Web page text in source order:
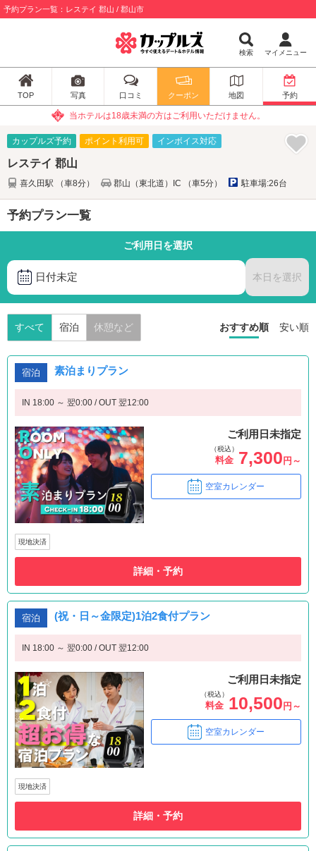
予約プラン一覧：レステイ 郡山 / 郡山市
検索 マイメニュー
TOP 写真 口コミ クーポン 地図 予約
当ホテルは18歳未満の方はご利用いただけません。
カップルズ予約 ポイント利用可 インボイス対応
レステイ 郡山
喜久田駅 （車8分） 郡山（東北道）IC （車5分） 駐車場:26台
予約プラン一覧
ご利用日を選択
日付未定 本日を選択
すべて 宿泊 休憩など おすすめ順 安い順
宿泊 素泊まりプラン
IN 18:00 ～ 翌0:00 / OUT 翌12:00
ご利用日未指定
（税込）
料金 7,300 円～
空室カレンダー
現地決済
詳細・予約
宿泊 (祝・日～金限定)1泊2食付プラン
IN 18:00 ～ 翌0:00 / OUT 翌12:00
ご利用日未指定
（税込）
料金 10,500円～
空室カレンダー
現地決済
詳細・予約